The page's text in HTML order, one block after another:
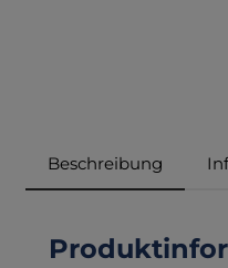
Beschreibung